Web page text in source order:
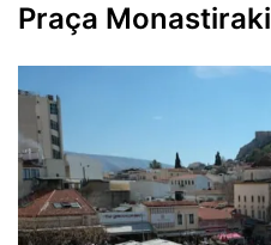
Praça Monastiraki